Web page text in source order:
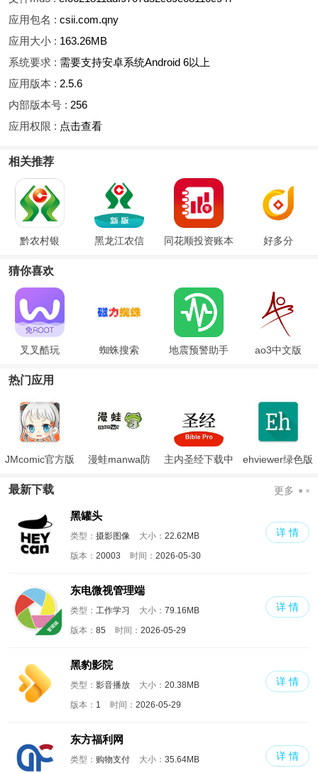
应用包名 : csii.com.qny
应用大小 : 163.26MB
系统要求 : 需要支持安卓系统Android 6以上
应用版本 : 2.5.6
内部版本号 : 256
应用权限 : 点击查看
相关推荐
黔农村银 黑龙江农信 同花顺投资账本 好多分
猜你喜欢
叉叉酷玩 蜘蛛搜索 地震预警助手 ao3中文版
热门应用
JMcomic官方版
漫蛙manwa防
主内圣经下载中
ehviewer绿色版
最新下载 更多
黑罐头
类型： 摄影图像 大小： 22.62MB
版本： 20003 时间： 2026-05-30
详 情
东电微视管理端
类型： 工作学习 大小： 79.16MB
版本： 85 时间： 2026-05-29
详 情
黑豹影院
类型： 影音播放 大小： 20.38MB
版本： 1 时间： 2026-05-29
详 情
东方福利网
类型： 购物支付 大小： 35.64MB 详 情